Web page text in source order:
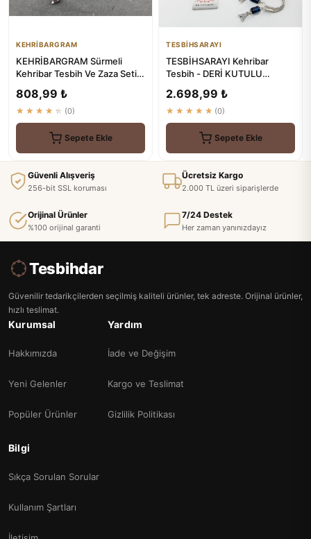
KEHRİBARGRAM
KEHRİBARGRAM Sürmeli
Kehribar Tesbih Ve Zaza Seti -
808,99 ₺
★★★★★ (0)
Sepete Ekle
TESBİHSARAYI
TESBİHSARAYI Kehribar
Tesbih - DERİ KUTULU
2.698,99 ₺
★★★★★ (0)
Sepete Ekle
Güvenli Alışveriş
256-bit SSL koruması
Ücretsiz Kargo
2.000 TL üzeri siparişlerde
Orijinal Ürünler
%100 orijinal garanti
7/24 Destek
Her zaman yanınızdayız
Tesbihdar
Güvenilir tedarikçilerden seçilmiş kaliteli ürünler, tek adreste. Orijinal ürünler,
hızlı teslimat.
Kurumsal
Hakkımızda
Yeni Gelenler
Popüler Ürünler
Yardım
İade ve Değişim
Kargo ve Teslimat
Gizlilik Politikası
Bilgi
Sıkça Sorulan Sorular
Kullanım Şartları